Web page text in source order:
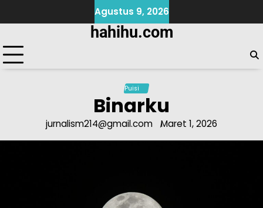
to
Agustus 9, 2026
hahihu.com
Puisi
Binarku
jurnalism214@gmail.com Maret 1, 2026